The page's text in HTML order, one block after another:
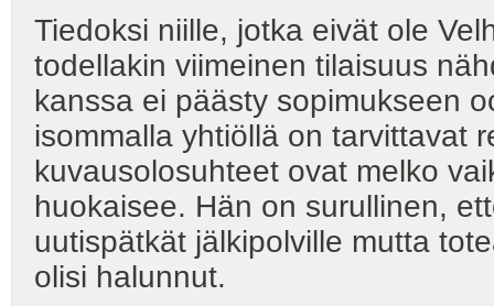
Tiedoksi niille, jotka eivät ole
todellakin viimeinen tilaisuus
kanssa ei päästy sopimukseen
isommalla yhtiöllä on tarvittavat
kuvausolosuhteet ovat melko
huokaisee. Hän on surullinen,
uutispätkät jälkipolville mutta
olisi halunnut.